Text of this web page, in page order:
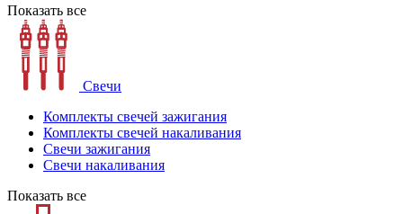
Показать все
Свечи
Комплекты свечей зажигания
Комплекты свечей накаливания
Свечи зажигания
Свечи накаливания
Показать все